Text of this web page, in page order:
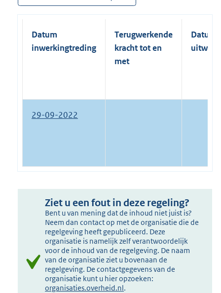
Datum
inwerkingtreding
Terugwerkende
kracht tot en
met
Datum
29-09-2022
Ziet u een fout in deze regeling?
Bent u van mening dat de inhoud niet juist is?
Neem dan contact op met de organisatie die de
regelgeving heeft gepubliceerd. Deze
organisatie is namelijk zelf verantwoordelijk
voor de inhoud van de regelgeving. De naam
van de organisatie ziet u bovenaan de
regelgeving. De contactgegevens van de
organisatie kunt u hier opzoeken:
organisaties.overheid.nl.